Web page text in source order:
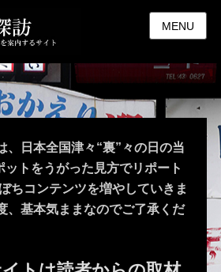
MENU
、日本全国津々“裏”々の日の当
トをうがった見方でリポート
ちコンテンツを増やしていきま
、基本気ままなのでご了承くだ